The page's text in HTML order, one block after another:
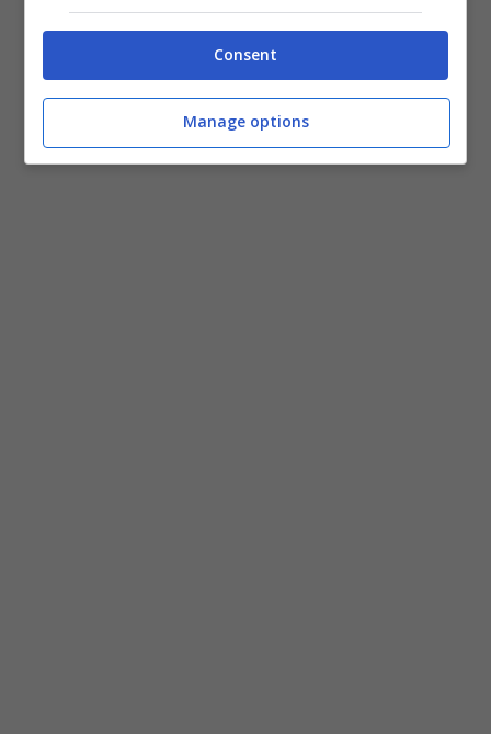
Consent
Manage options